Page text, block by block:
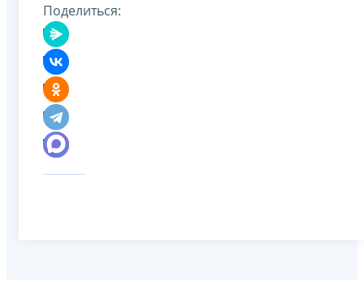
Поделиться: